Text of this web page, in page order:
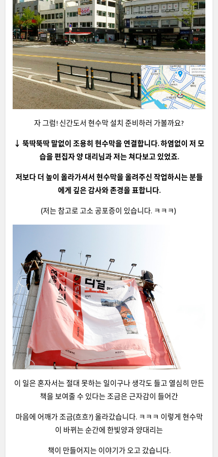
자 그럼! 신간도서 현수막 설치 준비하러 가볼까요?
↓ 뚝딱뚝딱 말없이 조용히 현수막을 연결합니다. 하염없이 저 모
습을 편집자 양 대리님과 저는 쳐다보고 있었죠.
저보다 더 높이 올라가셔서 현수막을 올려주신 작업하시는 분들
에게 깊은 감사와 존경을 표합니다.
(저는 참고로 고소 공포증이 있습니다. ㅋㅋㅋ)
이 일은 혼자서는 절대 못하는 일이구나 생각도 들고 열심히 만든
책을 보여줄 수 있다는 조금은 근자감이 들어간
마음에 어깨가 조금(흐흐?) 올라갔습니다. ㅋㅋㅋ 이렇게 현수막
이 바뀌는 순간에 한빛양과 양대리는
책이 만들어지는 이야기가 오고 갔습니다.